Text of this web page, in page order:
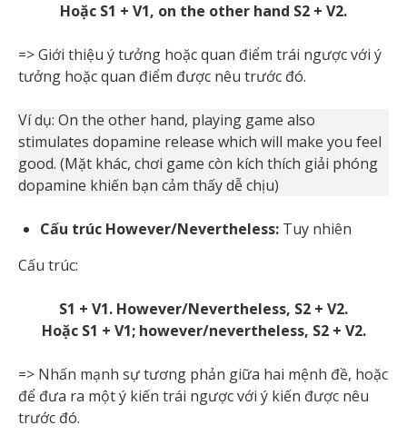
Hoặc S1 + V1, on the other hand S2 + V2.
=> Giới thiệu ý tưởng hoặc quan điểm trái ngược với ý
tưởng hoặc quan điểm được nêu trước đó.
Ví dụ: On the other hand, playing game also
stimulates dopamine release which will make you feel
good. (Mặt khác, chơi game còn kích thích giải phóng
dopamine khiến bạn cảm thấy dễ chịu)
Cấu trúc However/Nevertheless: Tuy nhiên
Cấu trúc:
S1 + V1. However/Nevertheless, S2 + V2.
Hoặc S1 + V1; however/nevertheless, S2 + V2.
=> Nhấn mạnh sự tương phản giữa hai mệnh đề, hoặc
để đưa ra một ý kiến trái ngược với ý kiến được nêu
trước đó.